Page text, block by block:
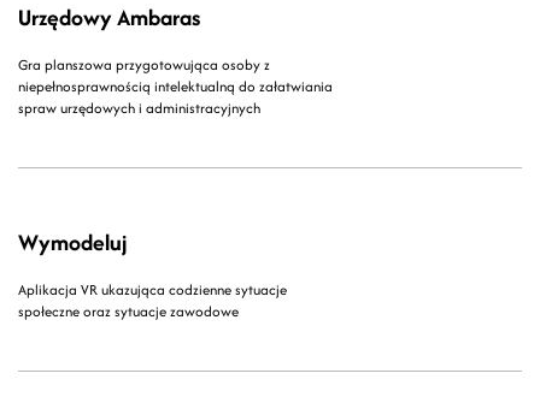
Urzędowy Ambaras
Gra planszowa przygotowująca osoby z
niepełnosprawnością intelektualną do załatwiania
spraw urzędowych i administracyjnych
Wymodeluj
Aplikacja VR ukazująca codzienne sytuacje
społeczne oraz sytuacje zawodowe